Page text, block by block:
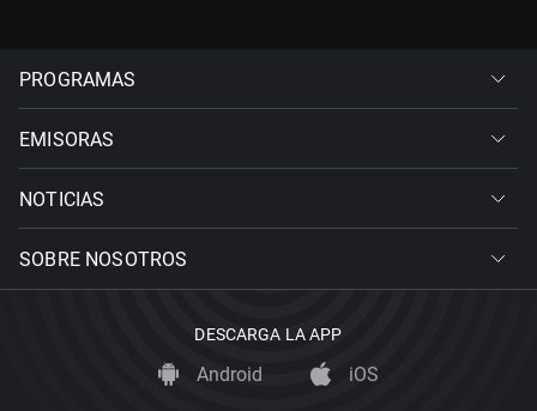
PROGRAMAS
EMISORAS
NOTICIAS
SOBRE NOSOTROS
DESCARGA LA APP
Android iOS